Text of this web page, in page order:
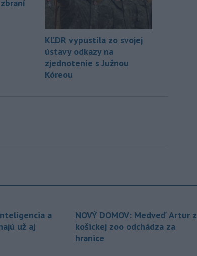
KĽDR vypustila zo svojej
ústavy odkazy na
zjednotenie s Južnou
Kóreou
a
už aj
NOVÝ DOMOV: Medveď Artur z
košickej zoo odchádza za
hranice